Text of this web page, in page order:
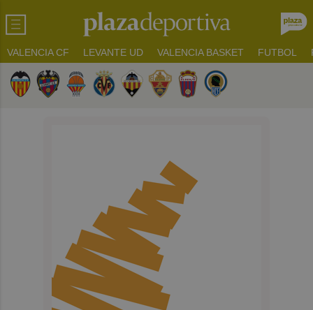
VALENCIA CF LEVANTE UD VALENCIA BASKET FUTBOL